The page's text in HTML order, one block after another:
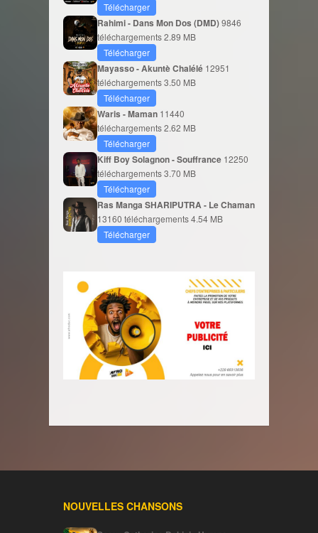
Télécharger
Rahimi - Dans Mon Dos (DMD)9846
téléchargements2.89 MB
Télécharger
Mayasso - Akuntè Chalélé 12951
téléchargements3.50 MB
Télécharger
Waris - Maman 11440
téléchargements2.62 MB
Télécharger
Kiff Boy Solagnon - Souffrance 12250
téléchargements3.70 MB
Télécharger
Ras Manga SHARIPUTRA - Le Chaman
13160 téléchargements4.54 MB
Télécharger
NOUVELLES CHANSONS